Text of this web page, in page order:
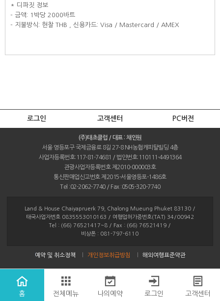
홈 전체메뉴 나의예약 로그인 고객센터
* 디파짓 정보
- 금액: 1박당 2000바트
- 지불방식: 현찰 THB , 신용카드: Visa / Mastercard / AMEX
로그인 고객센터 PC버전
(주)태초클럽 / 대표 : 채인원
서울 영등포구 국제금융로 8길 27-8 NH농협캐피탈빌딩 4층
사업자등록번호:117-81-74681 / 법인번호:110111-4491364
관광사업자등록번호 제2010-000003호
통신판매업신고번호 제2015-서울영등포-1486호
Tel :02-2062-7740 / Fax :0505-320-7740
Land & House Chaiyapruerk 79, Chalong Mueung Phuket 83130 /
태국사업자번호 0835553010163 / 여행업허가증번호(TAT) 34/00942
Tel : (66) 76521417~8 / Fax : (66) 76521419 /
비상폰 : 081-797-6110
예약 및 취소정책 개인정보취급방침 해외여행표준약관
ⓒ Taecho Club. ALL RIGHTS RESERVED